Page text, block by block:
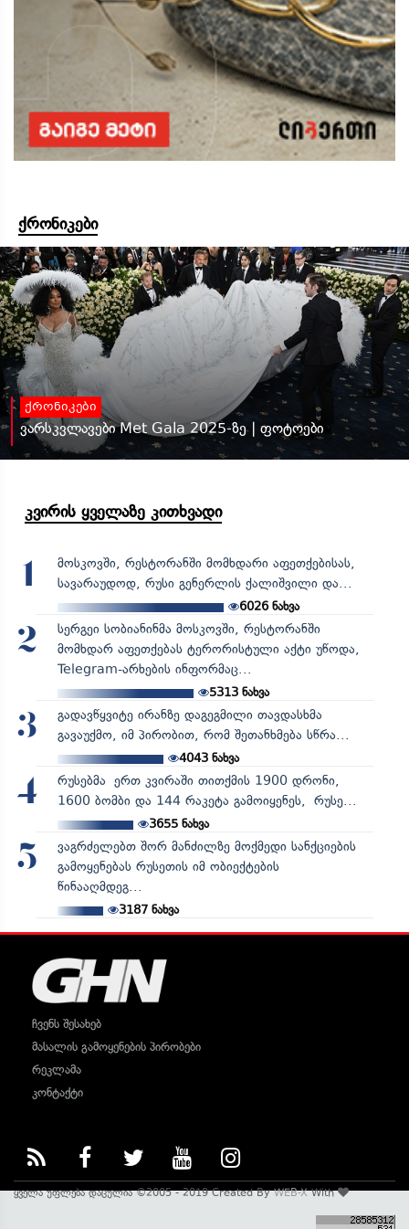
ქრონიკები
ქრონიკები
ვარსკვლავები Met Gala 2025-ზე | ფოტოები
კვირის ყველაზე კითხვადი
1
მოსკოვში, რესტორანში მომხდარი აფეთქებისას,
სავარაუდოდ, რუსი გენერლის ქალიშვილი და...
6026ნახვა
2
სერგეი სობიანინმა მოსკოვში, რესტორანში
მომხდარ აფეთქებას ტერორისტული აქტი უწოდა,
Telegram-არხების ინფორმაც...
5313ნახვა
3
გადავწყვიტე ირანზე დაგეგმილი თავდასხმა
გავაუქმო, იმ პირობით, რომ შეთანხმება სწრა...
4043ნახვა
4
რუსებმა ერთ კვირაში თითქმის 1900 დრონი,
1600 ბომბი და 144 რაკეტა გამოიყენეს, რუსე...
3655ნახვა
5
ვაგრძელებთ შორ მანძილზე მოქმედი სანქციების
გამოყენებას რუსეთის იმ ობიექტების
წინააღმდეგ...
3187ნახვა
ჩვენს შესახებ
მასალის გამოყენების პირობები
რეკლამა
კონტაქტი
ყველა უფლება დაცულია ©2005 - 2019 Created ByWEB-XWith